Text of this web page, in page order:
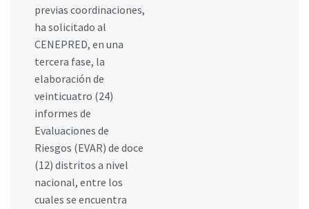
previas coordinaciones,
ha solicitado al
CENEPRED, en una
tercera fase, la
elaboración de
veinticuatro (24)
informes de
Evaluaciones de
Riesgos (EVAR) de doce
(12) distritos a nivel
nacional, entre los
cuales se encuentra